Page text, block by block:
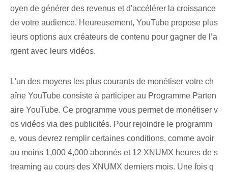
oyen de générer des revenus et d'accélérer la croissance
de votre audience. Heureusement, YouTube propose plus
ieurs options aux créateurs de contenu pour gagner de l’a
rgent avec leurs vidéos.
L'un des moyens les plus courants de monétiser votre ch
aîne YouTube consiste à participer au Programme Parten
aire YouTube. Ce programme vous permet de monétiser v
os vidéos via des publicités. Pour rejoindre le programm
e, vous devrez remplir certaines conditions, comme avoir
au moins 1,000 4,000 abonnés et 12 XNUMX heures de s
treaming au cours des XNUMX derniers mois. Une fois q